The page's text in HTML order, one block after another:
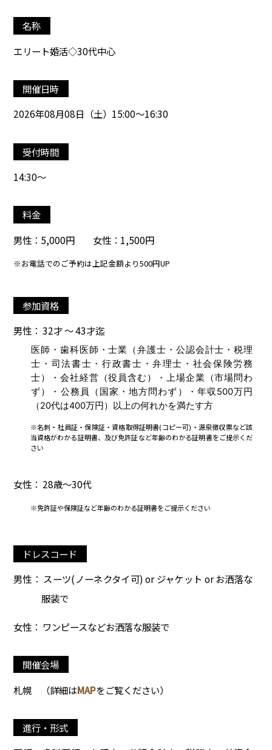
名称
エリート婚活◇30代中心
開催日時
2026年08月08日（土）15:00～16:30
受付時間
14:30～
料金
男性：5,000円 女性：1,500円
※お電話でのご予約は上記金額より500円UP
参加資格
男性： 32才 ～ 43才迄
医師・歯科医師・士業（弁護士・公認会計士・税理
士・司法書士・行政書士・弁理士・社会保険労務
士）・会社経営（役員含む）・上場企業（市場問わ
ず）・公務員（国家・地方問わず）・年収500万円
（20代は400万円）以上の何れかを満たす方
※名刺・社員証・保険証・資格取得証明書(コピー可)・源泉徴収票など該
当資格がわかる証明書、及び免許証など年齢のわかる証明書をご提示くだ
さい
女性： 28歳～30代
※免許証や保険証など年齢のわかる証明書をご提示ください
ドレスコード
男性： スーツ(ノーネクタイ可) or ジャケット or お洒落な
服装で
女性： ワンピースなどお洒落な服装で
開催会場
札幌
（詳細はMAPをご覧ください）
進行・形式